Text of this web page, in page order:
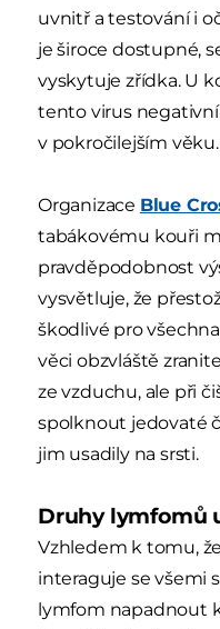
uvnitř a testování i
je široce dostupné,
vyskytuje zřídka. U
tento virus
v pokročilejším věku.
Organizace Blue
tabákovému kouři
pravděpodobnost
vysvětluje, že
škodlivé pro
věci obzvláště
ze vzduchu, ale při
spolknout jedovaté
jim usadily na srsti.
Druhy lymfomů
Vzhledem k tomu,
interaguje se všemi
lymfom napadnout